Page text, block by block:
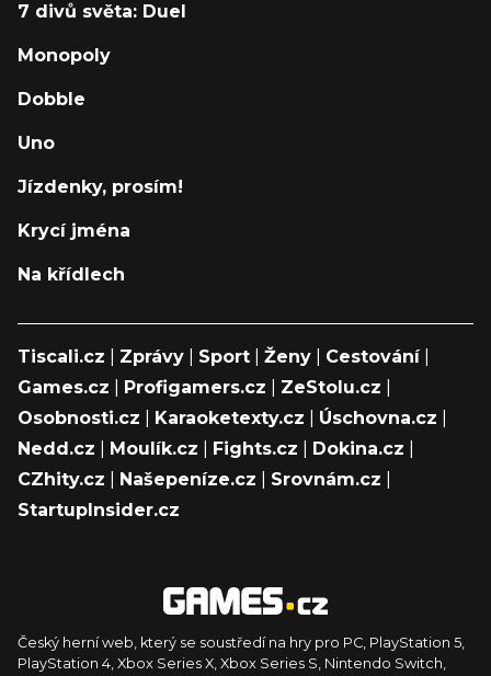
7 divů světa: Duel
Monopoly
Dobble
Uno
Jízdenky, prosím!
Krycí jména
Na křídlech
Tiscali.cz Zprávy Sport Ženy Cestování|
Games.cz
Profigamers.cz ZeStolu.cz
Osobnosti.cz
Karaoketexty.cz Úschovna.cz
Nedd.cz
Moulík.cz Fights.cz Dokina.cz
CZhity.cz
Našepeníze.cz Srovnám.cz
StartupInsider.cz
Český herní web, který se soustředí na hry pro PC, PlayStation 5,
PlayStation 4, Xbox Series X, Xbox Series S, Nintendo Switch,